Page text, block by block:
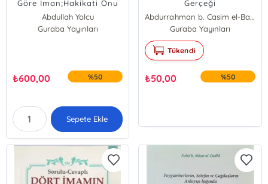
Göre İman;Hakikati Onu
Zedeleyen ve Bozan
Şeyler
Abdullah Yolcu
Guraba Yayınları
₺600,00 %50
Sepete Ekle
Gerçeği
Abdurrahman b. Casim el-Bakir
Guraba Yayınları
Tükendi
₺50,00 %50